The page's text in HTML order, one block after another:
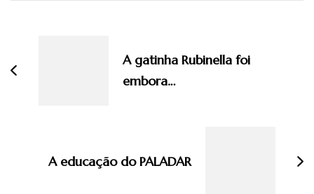
A gatinha Rubinella foi
embora…
A educação do PALADAR